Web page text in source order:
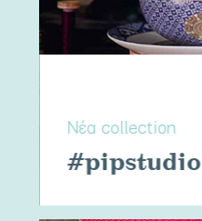
Νέα collection
#pipstudio